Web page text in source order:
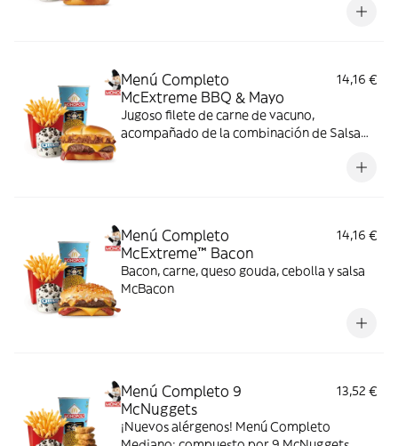
Menú Completo
McExtreme BBQ & Mayo
14,16 €
Jugoso filete de carne de vacuno,
acompañado de la combinación de Salsa
doble de cheddar, lechuga fresca y tiras de
Menú Completo
McExtreme™ Bacon
14,16 €
Bacon, carne, queso gouda, cebolla y salsa
McBacon
Menú Completo 9
McNuggets
13,52 €
¡Nuevos alérgenos! Menú Completo